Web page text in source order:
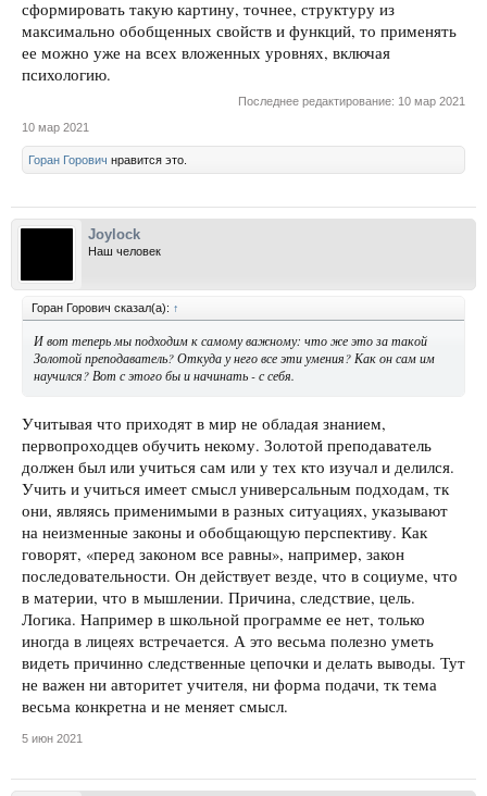
сформировать такую картину, точнее, структуру из
максимально обобщенных свойств и функций, то применять
ее можно уже на всех вложенных уровнях, включая
психологию.
Последнее редактирование: 10 мар 2021
10 мар 2021
Горан Горович нравится это.
Joylock
Наш человек
Горан Горович сказал(а): ↑
И вот теперь мы подходим к самому важному: что же это за такой
Золотой преподаватель? Откуда у него все эти умения? Как он сам им
научился? Вот с этого бы и начинать - с себя.
Учитывая что приходят в мир не обладая знанием,
первопроходцев обучить некому. Золотой преподаватель
должен был или учиться сам или у тех кто изучал и делился.
Учить и учиться имеет смысл универсальным подходам, тк
они, являясь применимыми в разных ситуациях, указывают
на неизменные законы и обобщающую перспективу. Как
говорят, «перед законом все равны», например, закон
последовательности. Он действует везде, что в социуме, что
в материи, что в мышлении. Причина, следствие, цель.
Логика. Например в школьной программе ее нет, только
иногда в лицеях встречается. А это весьма полезно уметь
видеть причинно следственные цепочки и делать выводы. Тут
не важен ни авторитет учителя, ни форма подачи, тк тема
весьма конкретна и не меняет смысл.
5 июн 2021